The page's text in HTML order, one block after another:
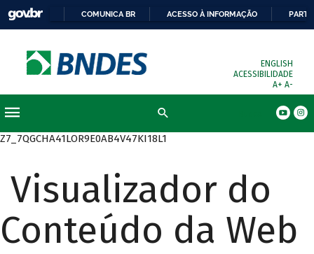
COMUNICA BR ACESSO À INFORMAÇÃO
ENGLISH
ACESSIBILIDADE
A+ A-
Z7_7QGCHA41LOR9E0AB4V47KI18L1
Visualizador do
Conteúdo da Web